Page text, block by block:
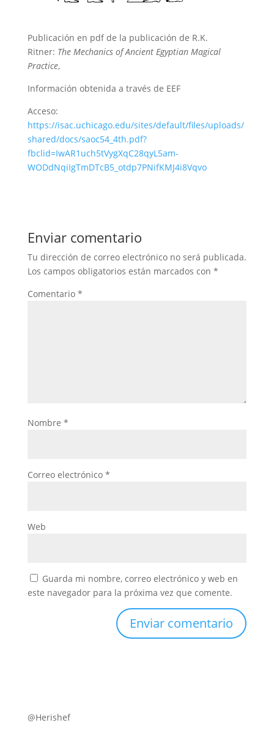
Publicación en pdf de la publicación de R.K.
Ritner: The Mechanics of Ancient Egyptian Magical
Practice,
Información obtenida a través de EEF
Acceso:
https://isac.uchicago.edu/sites/default/files/uploads/
shared/docs/saoc54_4th.pdf?
fbclid=IwAR1uch5tVygXqC28qyL5am-
WODdNqiIgTmDTcB5_otdp7PNifKMJ4i8Vqvo
Enviar comentario
Tu dirección de correo electrónico no será publicada.
Los campos obligatorios están marcados con *
Comentario *
Nombre *
Correo electrónico *
Web
Guarda mi nombre, correo electrónico y web en
este navegador para la próxima vez que comente.
@Herishef